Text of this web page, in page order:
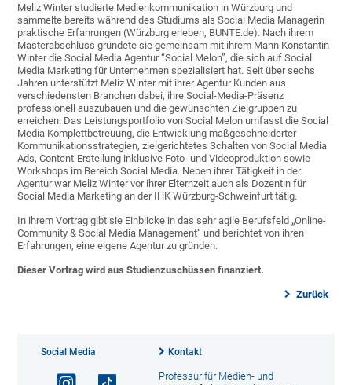
Meliz Winter studierte Medienkommunikation in Würzburg und
sammelte bereits während des Studiums als Social Media Managerin
praktische Erfahrungen (Würzburg erleben, BUNTE.de). Nach ihrem
Masterabschluss gründete sie gemeinsam mit ihrem Mann Konstantin
Winter die Social Media Agentur “Social Melon”, die sich auf Social
Media Marketing für Unternehmen spezialisiert hat. Seit über sechs
Jahren unterstützt Meliz Winter mit ihrer Agentur Kunden aus
verschiedensten Branchen dabei, ihre Social-Media-Präsenz
professionell auszubauen und die gewünschten Zielgruppen zu
erreichen. Das Leistungsportfolio von Social Melon umfasst die Social
Media Komplettbetreuung, die Entwicklung maßgeschneiderter
Kommunikationsstrategien, zielgerichtetes Schalten von Social Media
Ads, Content-Erstellung inklusive Foto- und Videoproduktion sowie
Workshops im Bereich Social Media. Neben ihrer Tätigkeit in der
Agentur war Meliz Winter vor ihrer Elternzeit auch als Dozentin für
Social Media Marketing an der IHK Würzburg-Schweinfurt tätig.
In ihrem Vortrag gibt sie Einblicke in das sehr agile Berufsfeld „Online-
Community & Social Media Management“ und berichtet von ihren
Erfahrungen, eine eigene Agentur zu gründen.
Dieser Vortrag wird aus Studienzuschüssen finanziert.
Zurück
Social Media Kontakt
Professur für Medien- und